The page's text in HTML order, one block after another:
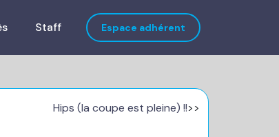
Staff Espace adhérent
Hips (la coupe est pleine) !!>>